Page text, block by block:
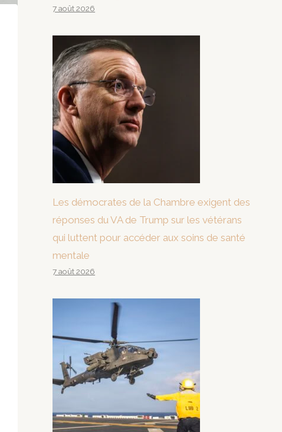
7 août 2026
Les démocrates de la Chambre exigent des
réponses du VA de Trump sur les vétérans
qui luttent pour accéder aux soins de santé
mentale
7 août 2026